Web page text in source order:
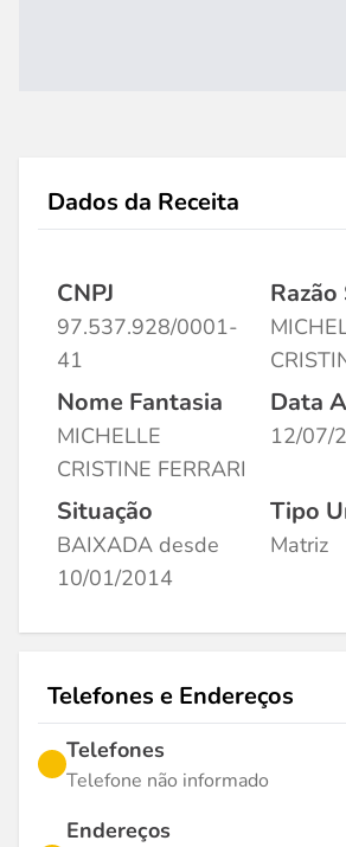
Dados da Receita
CNPJ
97.537.928/0001-
41
Nome Fantasia
MICHELLE
CRISTINE FERRARI
Data
12/07/
Situação
BAIXADA desde
10/01/2014
Tipo
Matriz
Telefones e Endereços
Telefones
Telefone não informado
Endereços